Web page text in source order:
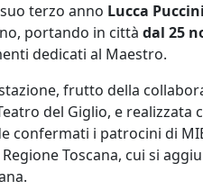
terzo anno Lucca
portando in città dal 25
dedicati al Maestro.
frutto della
del Giglio, e realizzata
confermati i patrocini di
Toscana, cui si